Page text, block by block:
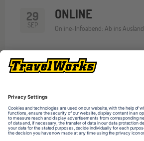
29
SEP
ONLINE
Online-Infoabend: Ab ins Ausland